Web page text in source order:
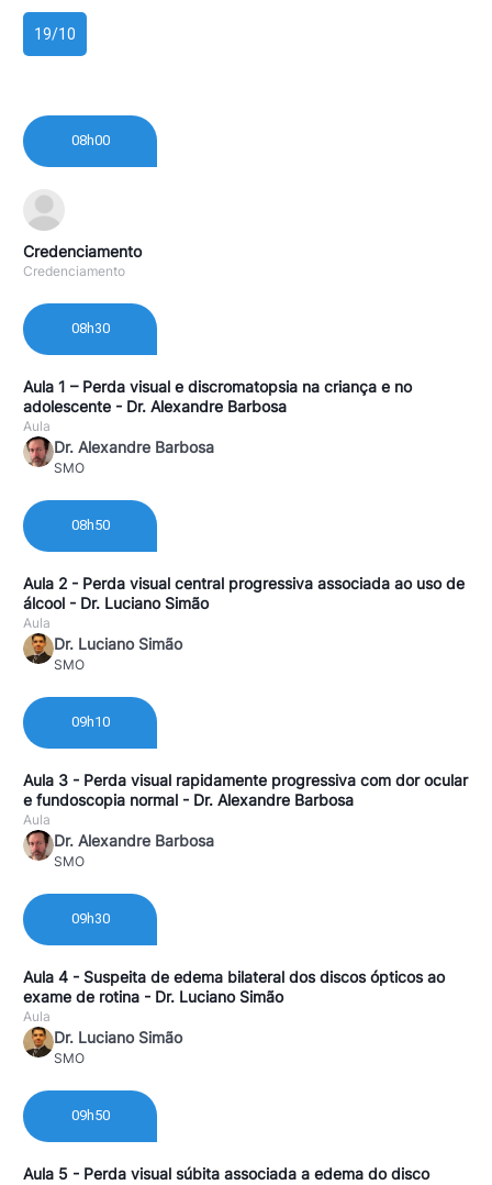
19/10
Credenciamento
Credenciamento
08h00
Aula 1 – Perda visual e discromatopsia na criança e no
adolescente - Dr. Alexandre Barbosa
Aula
Dr. Alexandre Barbosa
SMO
08h30
Aula 2 - Perda visual central progressiva associada ao uso de
álcool - Dr. Luciano Simão
Aula
Dr. Luciano Simão
SMO
08h50
Aula 3 - Perda visual rapidamente progressiva com dor ocular
e fundoscopia normal - Dr. Alexandre Barbosa
Aula
Dr. Alexandre Barbosa
SMO
09h10
Aula 4 - Suspeita de edema bilateral dos discos ópticos ao
exame de rotina - Dr. Luciano Simão
Aula
Dr. Luciano Simão
SMO
09h30
Aula 5 - Perda visual súbita associada a edema do disco
09h50